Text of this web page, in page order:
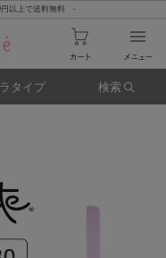
以上で送料無料 -
タイプ 検索